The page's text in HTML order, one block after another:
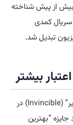
“باکره ۴۰ ساله” (۲۰۰۵)، او بیش از پیش شناخته
در سریال کمدی
در سال ۲۰۰۶، بنکس در فیلم درام “شکست‌ناپذیر” (Invincible) در
“بهترین